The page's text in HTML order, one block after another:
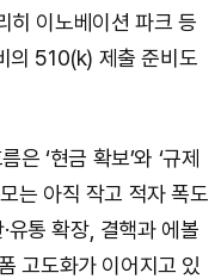
히 이노베이션 파크 등
의 510(k) 제출 준비도
‘현금 확보’와 ‘규제
는 아직 작고 적자 폭도
유통 확장, 결핵과 에볼
고도화가 이어지고 있